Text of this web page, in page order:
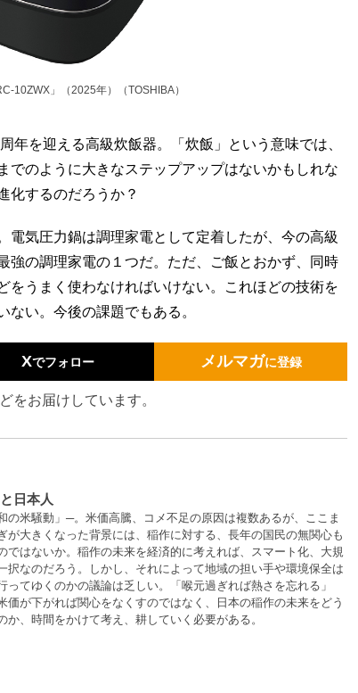
10ZWX」（2025年）（TOSHIBA）
を迎える高級炊飯器。「炊飯」という意味では、
でのように大きなステップアップはないかもしれな
化するのだろうか？
気圧力鍋は調理家電として定着したが、今の高級
強の調理家電の１つだ。ただ、ご飯とおかず、同時
をうまく使わなければいけない。これほどの技術を
い。今後の課題でもある。
Xでフォロー メルマガに登録
をお届けしています。
日本人
の米騒動」─。米価高騰、コメ不足の原因は複数あるが、ここま
が大きくなった背景には、稲作に対する、長年の国民の無関心も
ではないか。稲作の未来を経済的に考えれば、スマート化、大規
択なのだろう。しかし、それによって地域の担い手や環境保全は
ってゆくのかの議論は乏しい。「喉元過ぎれば熱さを忘れる」
価が下がれば関心をなくすのではなく、日本の稲作の未来をどう
か、時間をかけて考え、耕していく必要がある。